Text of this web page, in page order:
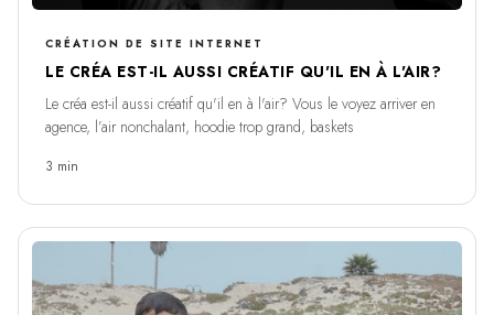
CRÉATION DE SITE INTERNET
LE CRÉA EST-IL AUSSI CRÉATIF QU'IL EN À L'AIR?
Le créa est-il aussi créatif qu'il en à l'air? Vous le voyez arriver en
agence, l’air nonchalant, hoodie trop grand, baskets
3 min